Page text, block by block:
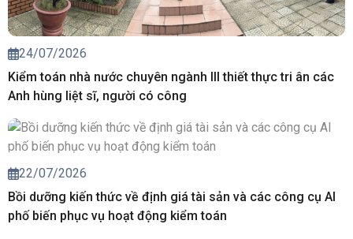
24/07/2026
Kiểm toán nhà nước chuyên ngành III thiết thực tri ân các
Anh hùng liệt sĩ, người có công
22/07/2026
Bồi dưỡng kiến thức về định giá tài sản và các công cụ AI
phố biến phục vụ hoạt động kiểm toán